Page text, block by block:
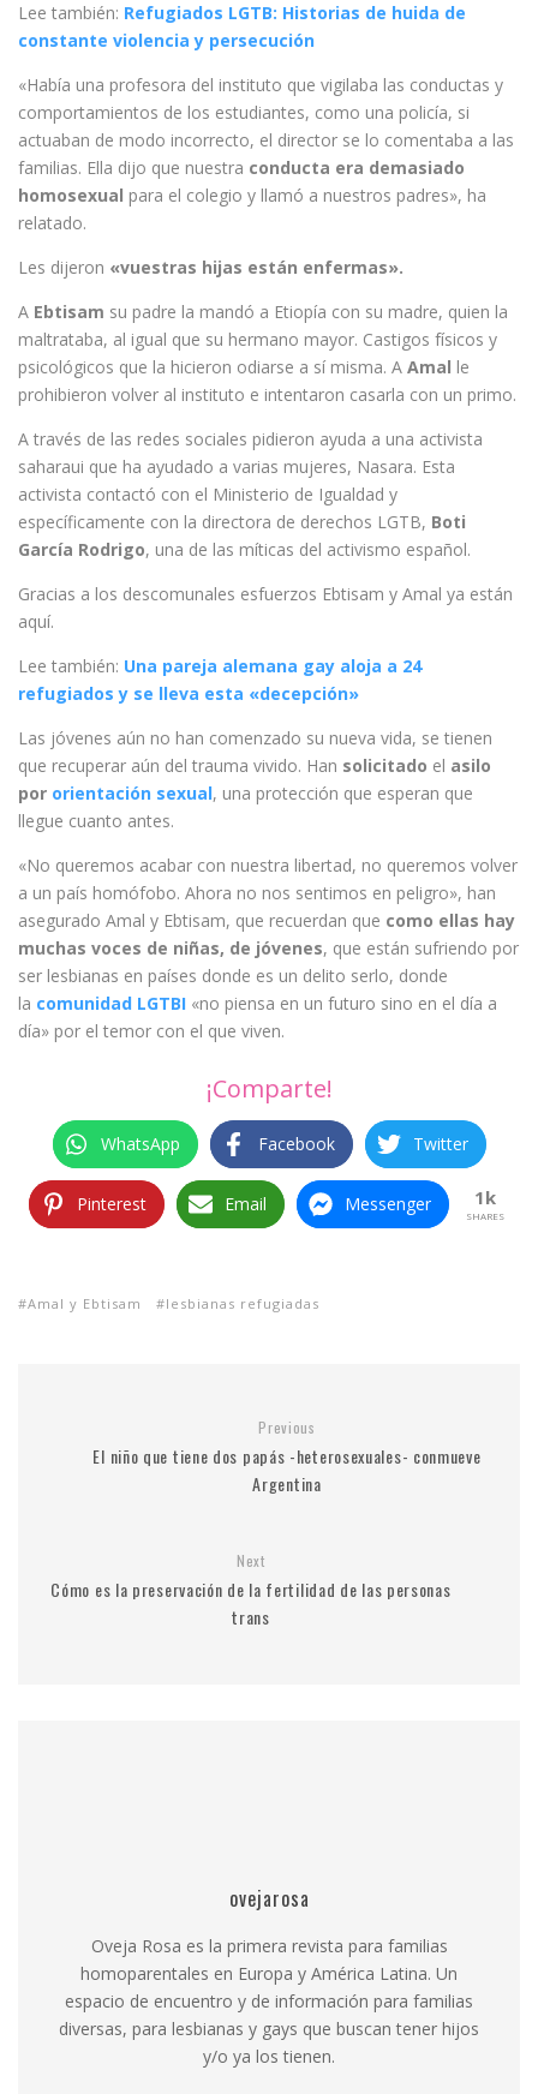
Lee también: Refugiados LGTB: Historias de huida de
constante violencia y persecución
«Había una profesora del instituto que vigilaba las conductas y
comportamientos de los estudiantes, como una policía, si
actuaban de modo incorrecto, el director se lo comentaba a las
familias. Ella dijo que nuestra conducta era demasiado
homosexual para el colegio y llamó a nuestros padres», ha
relatado.
Les dijeron «vuestras hijas están enfermas».
A Ebtisam su padre la mandó a Etiopía con su madre, quien la
maltrataba, al igual que su hermano mayor. Castigos físicos y
psicológicos que la hicieron odiarse a sí misma. A Amal le
prohibieron volver al instituto e intentaron casarla con un primo.
A través de las redes sociales pidieron ayuda a una activista
saharaui que ha ayudado a varias mujeres, Nasara. Esta
activista contactó con el Ministerio de Igualdad y
específicamente con la directora de derechos LGTB, Boti
García Rodrigo, una de las míticas del activismo español.
Gracias a los descomunales esfuerzos Ebtisam y Amal ya están
aquí.
Lee también: Una pareja alemana gay aloja a 24
refugiados y se lleva esta «decepción»
Las jóvenes aún no han comenzado su nueva vida, se tienen
que recuperar aún del trauma vivido. Han solicitado el asilo
por orientación sexual, una protección que esperan que
llegue cuanto antes.
«No queremos acabar con nuestra libertad, no queremos volver
a un país homófobo. Ahora no nos sentimos en peligro», han
asegurado Amal y Ebtisam, que recuerdan que como ellas hay
muchas voces de niñas, de jóvenes, que están sufriendo por
ser lesbianas en países donde es un delito serlo, donde
la comunidad LGTBI «no piensa en un futuro sino en el día a
día» por el temor con el que viven.
¡Comparte!
WhatsApp Facebook Twitter
Pinterest Email Messenger 1k
SHARES
Amal y Ebtisam lesbianas refugiadas
Previous
El niño que tiene dos papás -heterosexuales- conmueve
Argentina
Next
Cómo es la preservación de la fertilidad de las personas
trans
ovejarosa
Oveja Rosa es la primera revista para familias
homoparentales en Europa y América Latina. Un
espacio de encuentro y de información para familias
diversas, para lesbianas y gays que buscan tener hijos
y/o ya los tienen.